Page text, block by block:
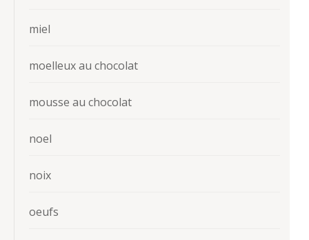
miel
moelleux au chocolat
mousse au chocolat
noel
noix
oeufs